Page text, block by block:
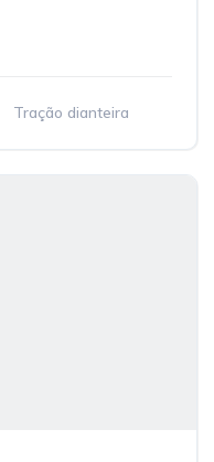
Tração dianteira